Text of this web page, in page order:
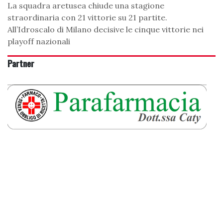
La squadra aretusea chiude una stagione
straordinaria con 21 vittorie su 21 partite.
All’Idroscalo di Milano decisive le cinque vittorie nei
playoff nazionali
Partner